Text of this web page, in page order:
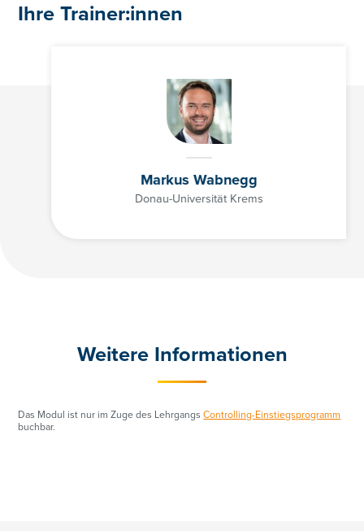
Ihre Trainer:innen
Markus Wabnegg
Donau-Universität Krems
Weitere Informationen
Das Modul ist nur im Zuge des LehrgangsControlling-Einstiegsprogramm
buchbar.